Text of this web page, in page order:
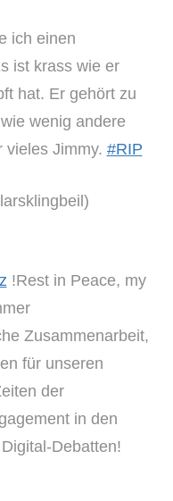
ich einen
ist krass wie er
hat. Er gehört zu
wenig andere
vieles Jimmy. #RIP
!Rest in Peace, my
Zusammenarbeit,
für unseren
der
in den
Debatten!